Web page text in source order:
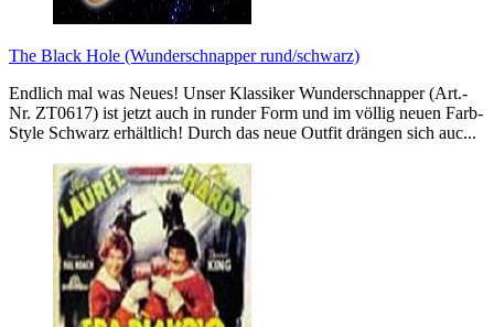
The Black Hole (Wunderschnapper rund/schwarz)
Endlich mal was Neues! Unser Klassiker Wunderschnapper (Art.-
Nr. ZT0617) ist jetzt auch in runder Form und im völlig neuen Farb-
Style Schwarz erhältlich! Durch das neue Outfit drängen sich auc...